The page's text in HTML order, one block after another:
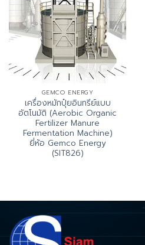
GEMCO ENERGY
เครื่องหมักปุ๋ยอินทรีย์แบบ
อัตโนมัติ (Aerobic Organic
Fertilizer Manure
Fermentation Machine)
ยี่ห้อ Gemco Energy
(SIT826)